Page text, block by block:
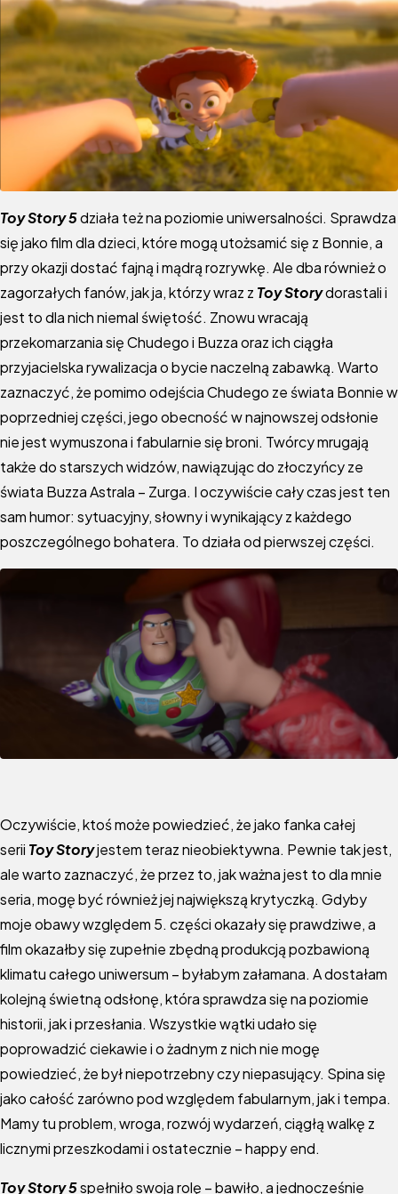
Toy Story 5działa też na poziomie uniwersalności. Sprawdza
się jako film dla dzieci, które mogą utożsamić się z Bonnie, a
przy okazji dostać fajną i mądrą rozrywkę. Ale dba również o
zagorzałych fanów, jak ja, którzy wraz z Toy Storydorastali i
jest to dla nich niemal świętość. Znowu wracają
przekomarzania się Chudego i Buzza oraz ich ciągła
przyjacielska rywalizacja o bycie naczelną zabawką. Warto
zaznaczyć, że pomimo odejścia Chudego ze świata Bonnie w
poprzedniej części, jego obecność w najnowszej odsłonie
nie jest wymuszona i fabularnie się broni. Twórcy mrugają
także do starszych widzów, nawiązując do złoczyńcy ze
świata Buzza Astrala – Zurga. I oczywiście cały czas jest ten
sam humor: sytuacyjny, słowny i wynikający z każdego
poszczególnego bohatera. To działa od pierwszej części.
Oczywiście, ktoś może powiedzieć, że jako fanka całej
serii Toy Storyjestem teraz nieobiektywna. Pewnie tak jest,
ale warto zaznaczyć, że przez to, jak ważna jest to dla mnie
seria, mogę być również jej największą krytyczką. Gdyby
moje obawy względem 5. części okazały się prawdziwe, a
film okazałby się zupełnie zbędną produkcją pozbawioną
klimatu całego uniwersum – byłabym załamana. A dostałam
kolejną świetną odsłonę, która sprawdza się na poziomie
historii, jak i przesłania. Wszystkie wątki udało się
poprowadzić ciekawie i o żadnym z nich nie mogę
powiedzieć, że był niepotrzebny czy niepasujący. Spina się
jako całość zarówno pod względem fabularnym, jak i tempa.
Mamy tu problem, wroga, rozwój wydarzeń, ciągłą walkę z
licznymi przeszkodami i ostatecznie – happy end.
Toy Story 5spełniło swoją rolę – bawiło, a jednocześnie